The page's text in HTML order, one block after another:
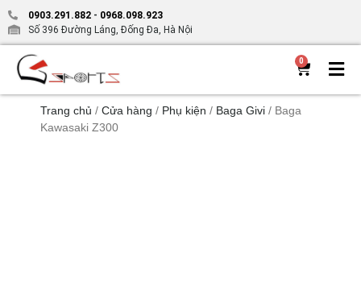
0903.291.882 - 0968.098.923
Số 396 Đường Láng, Đống Đa, Hà Nội
0
Trang chủ / Cửa hàng / Phụ kiện / Baga Givi / Baga
Kawasaki Z300